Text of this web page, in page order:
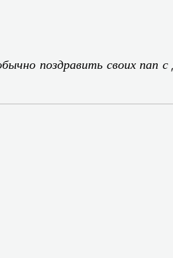
поздравить своих пап